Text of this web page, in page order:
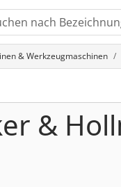
& Werkzeugmaschinen
&